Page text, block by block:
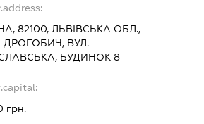
82100, ЛЬВІВСЬКА ОБЛ.,
ДРОГОБИЧ, ВУЛ.
БУДИНОК 8
грн.